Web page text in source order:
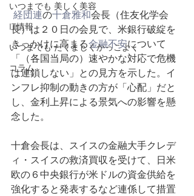
いつまでも ​美しく美容
IT情報
いつまでも ​たくましくかっこよく
コラム
経団連の十倉雅和会長（住友化学会
長）は２０日の会見で、米銀行破綻を
きっかけに高まる金融不安について
「（各国当局の）速やかな対応で危機
は連鎖しない」との見方を示した。イ
ンフレ抑制の動きの方が「心配」だと
し、金利上昇による景気への影響を懸
念した。
十倉会長は、スイスの金融大手クレデ
ィ・スイスの救済買収を受けて、日米
欧の６中央銀行が米ドルの資金供給を
強化すると発表するなど連係して措置